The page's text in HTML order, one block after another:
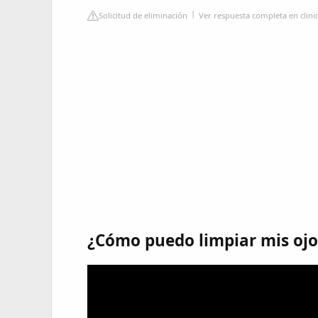
Solicitud de eliminación Ver respuesta completa en
¿Cómo puedo limpiar mis